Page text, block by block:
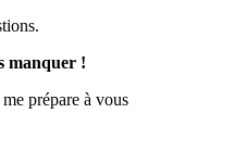
manquer !
prépare à vous